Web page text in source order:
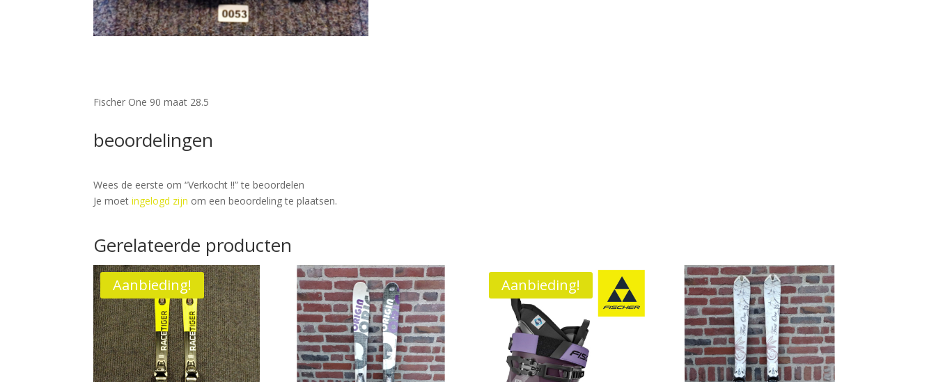
Fischer One 90 maat 28.5
beoordelingen
Wees de eerste om “Verkocht !!” te beoordelen
Je moetingelogd zijn om een beoordeling te plaatsen.
Gerelateerde producten
Aanbieding! Aanbieding!